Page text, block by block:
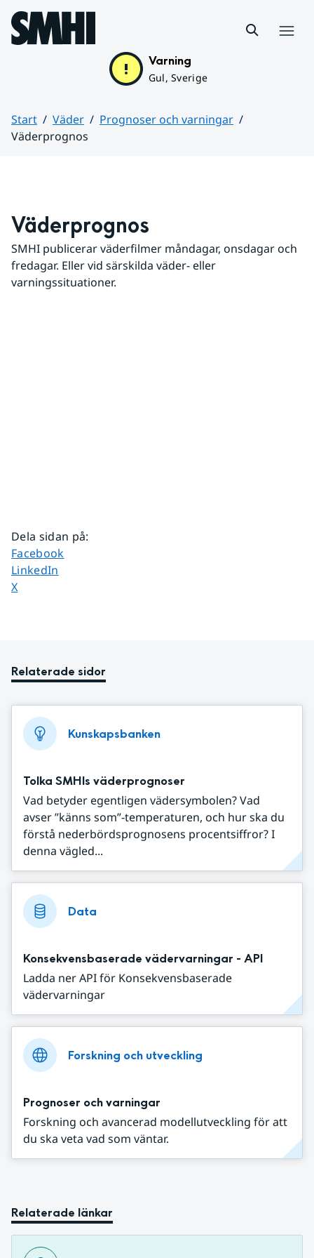
Hoppa till sidans innehåll
Varning
Gul, Sverige
Start Väder
Prognoser och varningar
Väderprognos
Väderprognos
SMHI publicerar väderfilmer måndagar, onsdagar och
fredagar. Eller vid särskilda väder- eller
varningssituationer.
Dela sidan på:
Dela sidan på
Facebook
Dela sidan på
LinkedIn
Dela sidan på
X
Relaterade sidor
Kunskapsbanken
Tolka SMHIs väderprognoser
Vad betyder egentligen vädersymbolen? Vad
avser ”känns som”-temperaturen, och hur ska du
förstå nederbördsprognosens procentsiffror? I
denna vägled...
Data
Konsekvensbaserade vädervarningar - API
Ladda ner API för Konsekvensbaserade
vädervarningar
Forskning och utveckling
Prognoser och varningar
Forskning och avancerad modellutveckling för att
du ska veta vad som väntar.
Relaterade länkar